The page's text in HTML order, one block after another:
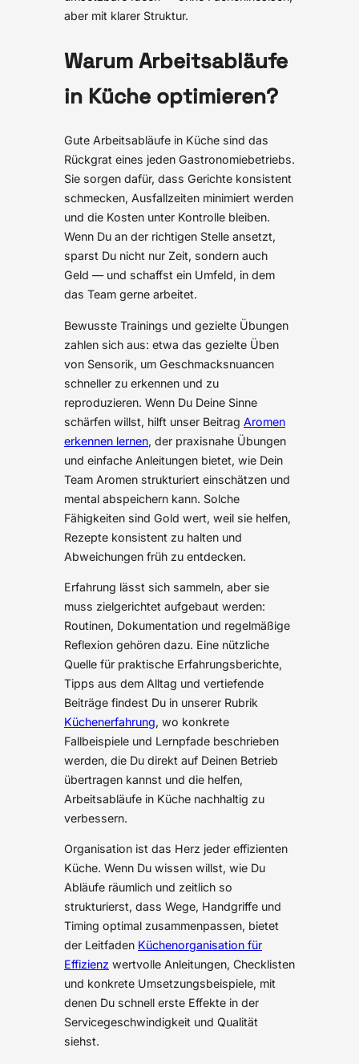
aber mit klarer Struktur.
Warum Arbeitsabläufe
in Küche optimieren?
Gute Arbeitsabläufe in Küche sind das
Rückgrat eines jeden Gastronomiebetriebs.
Sie sorgen dafür, dass Gerichte konsistent
schmecken, Ausfallzeiten minimiert werden
und die Kosten unter Kontrolle bleiben.
Wenn Du an der richtigen Stelle ansetzt,
sparst Du nicht nur Zeit, sondern auch
Geld — und schaffst ein Umfeld, in dem
das Team gerne arbeitet.
Bewusste Trainings und gezielte Übungen
zahlen sich aus: etwa das gezielte Üben
von Sensorik, um Geschmacksnuancen
schneller zu erkennen und zu
reproduzieren. Wenn Du Deine Sinne
schärfen willst, hilft unser Beitrag Aromen
erkennen lernen, der praxisnahe Übungen
und einfache Anleitungen bietet, wie Dein
Team Aromen strukturiert einschätzen und
mental abspeichern kann. Solche
Fähigkeiten sind Gold wert, weil sie helfen,
Rezepte konsistent zu halten und
Abweichungen früh zu entdecken.
Erfahrung lässt sich sammeln, aber sie
muss zielgerichtet aufgebaut werden:
Routinen, Dokumentation und regelmäßige
Reflexion gehören dazu. Eine nützliche
Quelle für praktische Erfahrungsberichte,
Tipps aus dem Alltag und vertiefende
Beiträge findest Du in unserer Rubrik
Küchenerfahrung, wo konkrete
Fallbeispiele und Lernpfade beschrieben
werden, die Du direkt auf Deinen Betrieb
übertragen kannst und die helfen,
Arbeitsabläufe in Küche nachhaltig zu
verbessern.
Organisation ist das Herz jeder effizienten
Küche. Wenn Du wissen willst, wie Du
Abläufe räumlich und zeitlich so
strukturierst, dass Wege, Handgriffe und
Timing optimal zusammenpassen, bietet
der Leitfaden Küchenorganisation für
Effizienz wertvolle Anleitungen, Checklisten
und konkrete Umsetzungsbeispiele, mit
denen Du schnell erste Effekte in der
Servicegeschwindigkeit und Qualität
siehst.